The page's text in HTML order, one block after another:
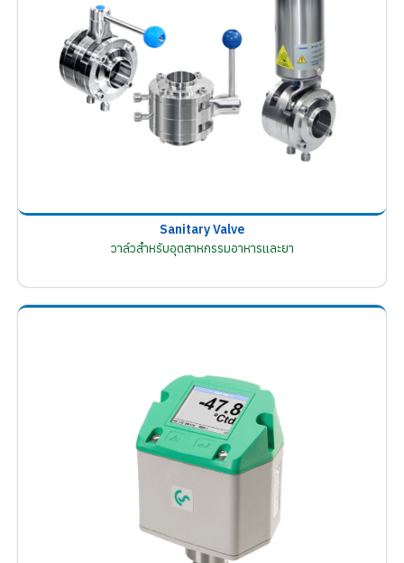
Sanitary Valve
วาล์วสำหรับอุตสาหกรรมอาหารและยา